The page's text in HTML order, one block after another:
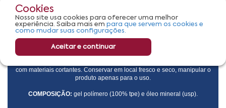
Cookies
Nosso site usa cookies para oferecer uma melhor
experiência. Saiba mais em para que servem os cookies e
como mudar suas configurações.
Aceitar e continuar